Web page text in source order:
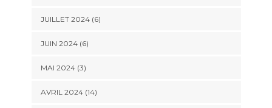
JUILLET 2024 (6)
JUIN 2024 (6)
MAI 2024 (3)
AVRIL 2024 (14)